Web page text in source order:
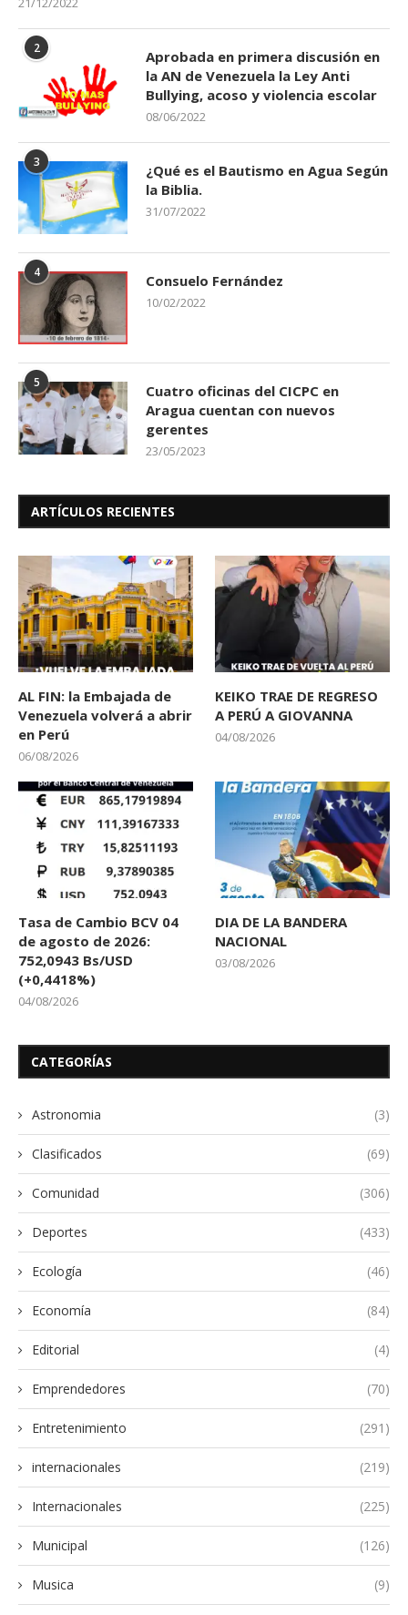
2
Aprobada en primera discusión en
la AN de Venezuela la Ley Anti
Bullying, acoso y violencia escolar
08/06/2022
3
¿Qué es el Bautismo en Agua Según
la Biblia.
31/07/2022
4 Consuelo Fernández
10/02/2022
5
Cuatro oficinas del CICPC en
Aragua cuentan con nuevos
gerentes
23/05/2023
ARTÍCULOS RECIENTES
AL FIN: la Embajada de
Venezuela volverá a abrir
en Perú
06/08/2026
KEIKO TRAE DE REGRESO
A PERÚ A GIOVANNA
04/08/2026
Tasa de Cambio BCV 04
de agosto de 2026:
752,0943 Bs/USD
(+0,4418%)
04/08/2026
DIA DE LA BANDERA
NACIONAL
03/08/2026
CATEGORÍAS
Astronomia (3)
Clasificados (69)
Comunidad (306)
Deportes (433)
Ecología (46)
Economía (84)
Editorial (4)
Emprendedores (70)
Entretenimiento (291)
internacionales (219)
Internacionales (225)
Municipal (126)
Musica (9)